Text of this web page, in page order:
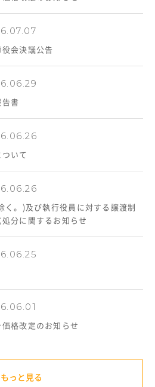
会決議公告
書
いて
く。)及び執行役員に対する譲渡制
分に関するお知らせ
格改定のお知らせ
もっと見る